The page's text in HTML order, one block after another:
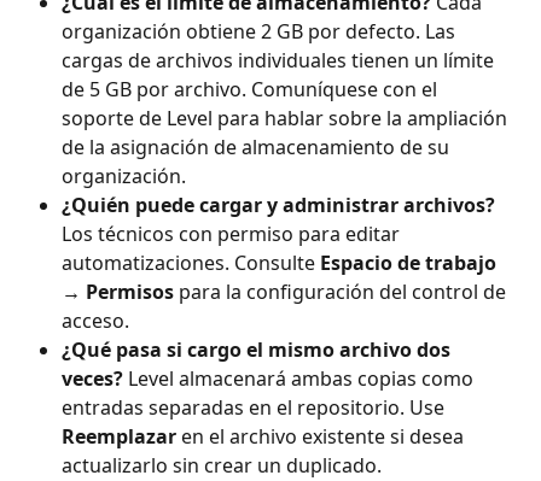
organización obtiene 2 GB por defecto. Las
cargas de archivos individuales tienen un límite
de 5 GB por archivo. Comuníquese con el
soporte de Level para hablar sobre la ampliación
de la asignación de almacenamiento de su
organización.
¿Quién puede cargar y administrar archivos?
Los técnicos con permiso para editar
automatizaciones. Consulte Espacio de trabajo
→ Permisos para la configuración del control de
acceso.
¿Qué pasa si cargo el mismo archivo dos
veces? Level almacenará ambas copias como
entradas separadas en el repositorio. Use
Reemplazar en el archivo existente si desea
actualizarlo sin crear un duplicado.